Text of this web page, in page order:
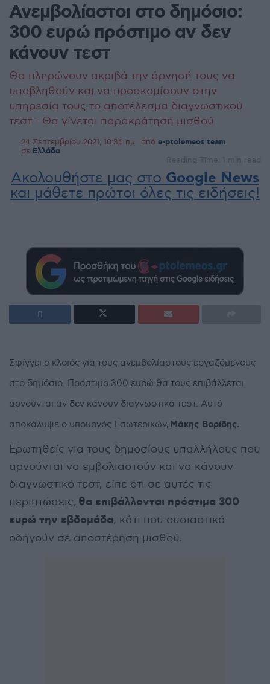
Ανεμβολίαστοι στο δημόσιο:
300 ευρώ πρόστιμο αν δεν
κάνουν τεστ
Θα πληρώνουν ακριβά την άρνησή τους να
υποβληθούν και να προσκομίσουν στην
υπηρεσία τους το αποτέλεσμα διαγνωστικού
τεστ - Θα γίνεται παρακράτηση μισθού
24 Σεπτεμβρίου 2021, 10:36 πμ από e-ptolemeos team
σε Ελλάδα
Reading Time: 1 min read
Ακολουθήστε μας στο Google News
και μάθετε πρώτοι όλες τις ειδήσεις!
Σφίγγει ο κλοιός για τους ανεμβολίαστους εργαζόμενους
στο δημόσιο. Πρόστιμο 300 ευρώ θα τους επιβάλλεται
αρνούνται αν δεν κάνουν διαγνωστικά τεστ. Αυτό
αποκάλυψε ο υπουργός Εσωτερικών, Μάκης Βορίδης.
Ερωτηθείς για τους δημοσίους υπαλλήλους που
αρνούνται να εμβολιαστούν και να κάνουν
διαγνωστικό τεστ, είπε ότι σε αυτές τις
περιπτώσεις, θα επιβάλλονται πρόστιμα 300
ευρώ την εβδομάδα, κάτι που ουσιαστικά
οδηγούν σε αποστέρηση μισθού.